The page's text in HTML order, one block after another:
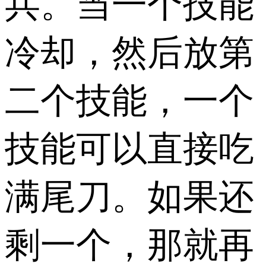
冷却，然后放第
二个技能，一个
技能可以直接吃
满尾刀。如果还
剩一个，那就再